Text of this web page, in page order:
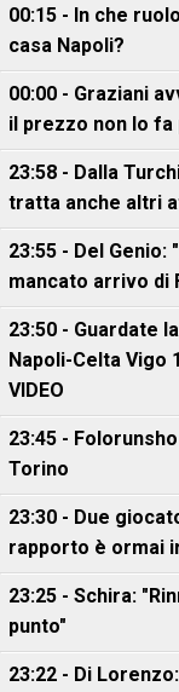
00:15 - In che
casa Napoli?
00:00 - Graziani
il prezzo non lo fa
23:58 - Dalla
tratta anche altri
23:55 - Del
mancato arrivo di
23:50 - Guardate
Napoli-Celta Vigo
VIDEO
23:45 -
Torino
23:30 - Due
rapporto è ormai
23:25 - Schira:
punto"
23:22 - Di